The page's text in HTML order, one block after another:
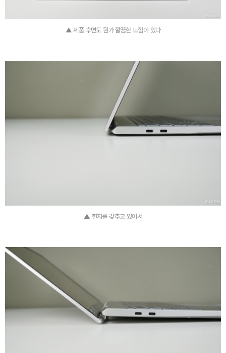
▲ 제품 후면도 뭔가 깔끔한 느낌이 있다
▲ 힌지를 갖추고 있어서